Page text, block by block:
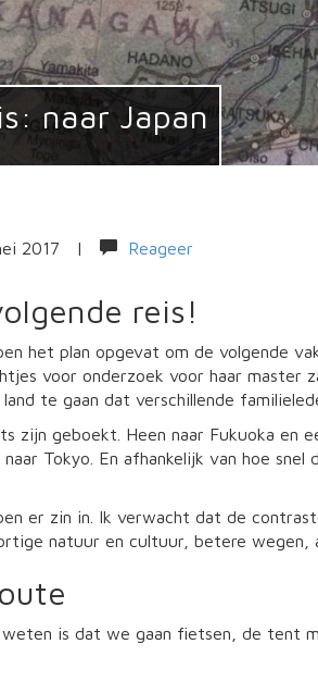
naar Japan
2017 | Reageer
reis!
het plan opgevat om de volgende
voor onderzoek voor haar master
te gaan dat verschillende
zijn geboekt. Heen naar Fukuoka
naar Tokyo. En afhankelijk van hoe
er zin in. Ik verwacht dat de
natuur en cultuur, betere wegen,
is dat we gaan fietsen, de tent